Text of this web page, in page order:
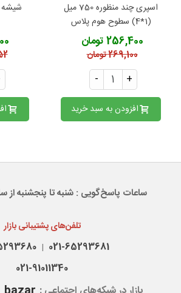
اسپری چند منظوره 750 میل
(1*4) سطوح هوم پلاس
256,400 تومان
269,100 تومان
- +
افزودن به سبد خرید
شیشه شوی 1
ساعات پاسخ‌گویی : شنبه تا پنجشنبه از ساعت 9:30
تلفن‌های پشتیبانی بازار
021-65293681
|
021-91011340